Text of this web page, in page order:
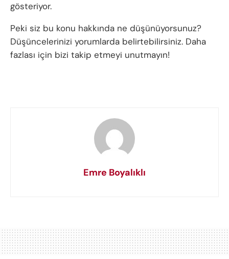
gösteriyor.
Peki siz bu konu hakkında ne düşünüyorsunuz?
Düşüncelerinizi yorumlarda belirtebilirsiniz. Daha
fazlası için bizi takip etmeyi unutmayın!
Emre Boyalıklı